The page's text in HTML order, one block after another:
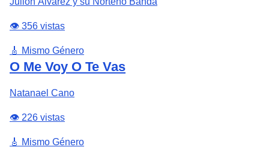
👁️ 356 vistas
🎸 Mismo Género
O Me Voy O Te Vas
Natanael Cano
👁️ 226 vistas
🎸 Mismo Género